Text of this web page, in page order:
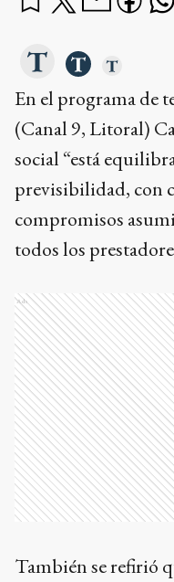
En el programa de
(Canal 9, Litoral)
social “está
previsibilidad, con
compromisos
todos los
Ads
También se refirió